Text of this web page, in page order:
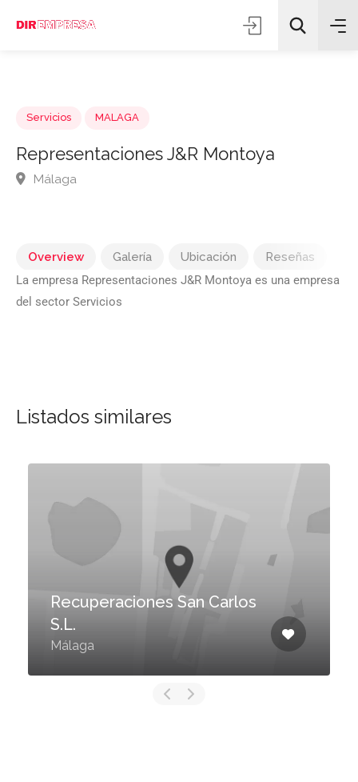
Representaciones J&R Montoya
Overview Galería Ubicación
Reseñas
La empresa Representaciones J&R Montoya es una empresa
del sector Servicios
Listados similares
Recuperaciones San Carlos
S.L.
Málaga